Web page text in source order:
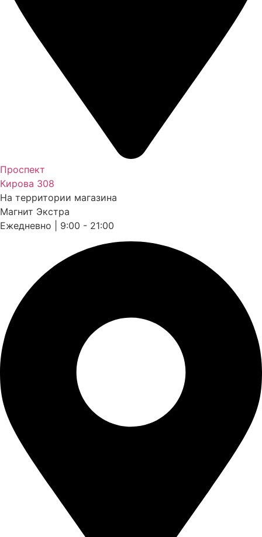
Проспект
Кирова 308
На территории магазина
Магнит Экстра
Ежедневно | 9:00 - 21:00